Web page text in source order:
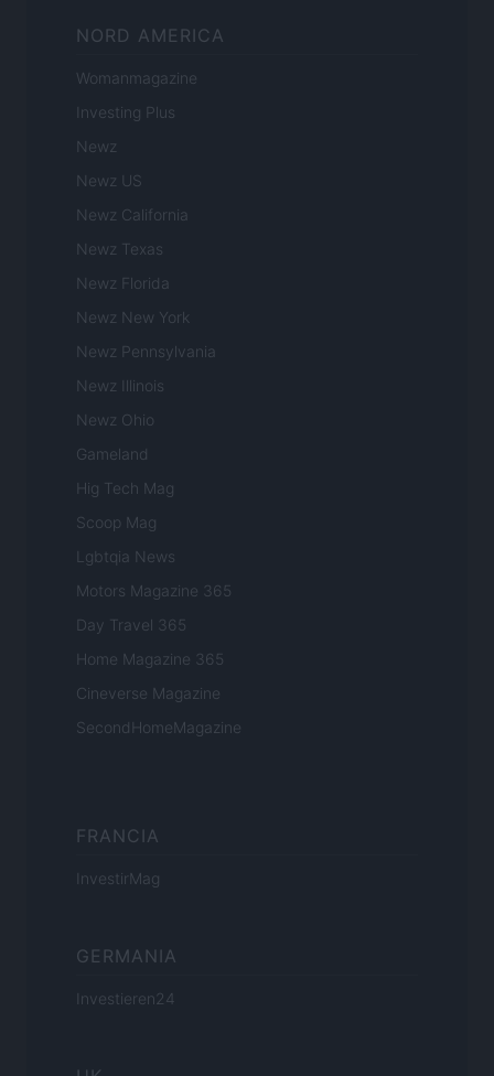
NORD AMERICA
Womanmagazine
Investing Plus
Newz
Newz US
Newz California
Newz Texas
Newz Florida
Newz New York
Newz Pennsylvania
Newz Illinois
Newz Ohio
Gameland
Hig Tech Mag
Scoop Mag
Lgbtqia News
Motors Magazine 365
Day Travel 365
Home Magazine 365
Cineverse Magazine
SecondHomeMagazine
FRANCIA
InvestirMag
GERMANIA
Investieren24